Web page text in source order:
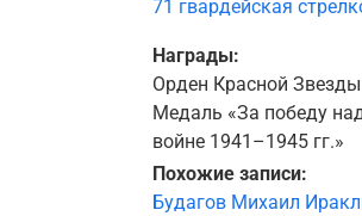
71 гвардейская
Награды:
Орден Красной Звезды
Медаль «За победу
войне 1941–1945 гг.»
Похожие записи:
Будагов Михаил